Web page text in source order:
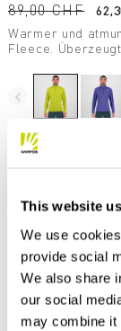
This website
We use
provide social
We also share
our social
may combine it
89,00 CHF
Warmer und
Fleece. Überzeugt
Gramm. Vielseitig
für verschiedene
Aktivitäten im
navigate_before